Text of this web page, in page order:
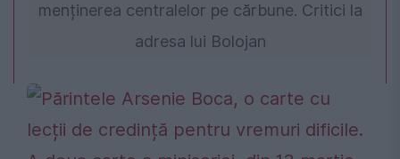
menținerea centralelor pe cărbune. Critici la
adresa lui Bolojan